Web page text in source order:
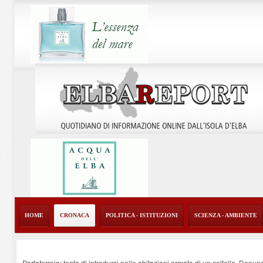
HOME CRONACA POLITICA - ISTITUZIONI SCIENZA - AMBIENTE